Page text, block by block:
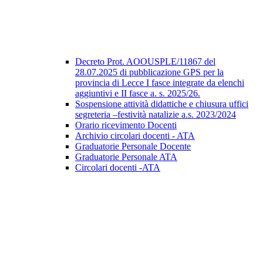
Decreto Prot. AOOUSPLE/11867 del
28.07.2025 di pubblicazione GPS per la
provincia di Lecce I fasce integrate da elenchi
aggiuntivi e II fasce a. s. 2025/26.
Sospensione attività didattiche e chiusura uffici
segreteria –festività natalizie a.s. 2023/2024
Orario ricevimento Docenti
Archivio circolari docenti - ATA
Graduatorie Personale Docente
Graduatorie Personale ATA
Circolari docenti -ATA